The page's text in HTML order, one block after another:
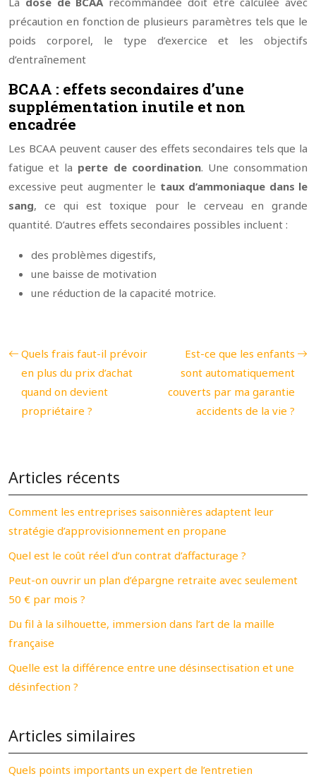
précaution en fonction de plusieurs paramètres tels que le
poids corporel, le type d’exercice et les objectifs
d’entraînement
BCAA : effets secondaires d’une
supplémentation inutile et non
encadrée
Les BCAA peuvent causer des effets secondaires tels que la
fatigue et la perte de coordination. Une consommation
excessive peut augmenter le taux d’ammoniaque dans le
sang, ce qui est toxique pour le cerveau en grande
quantité. D’autres effets secondaires possibles incluent :
des problèmes digestifs,
une baisse de motivation
une réduction de la capacité motrice.
Quels frais faut-il prévoir
en plus du prix d’achat
quand on devient
propriétaire ?
Est-ce que les enfants
sont automatiquement
couverts par ma garantie
accidents de la vie ?
Articles récents
Comment les entreprises saisonnières adaptent leur
stratégie d’approvisionnement en propane
Quel est le coût réel d’un contrat d’affacturage ?
Peut-on ouvrir un plan d’épargne retraite avec seulement
50 € par mois ?
Du fil à la silhouette, immersion dans l’art de la maille
française
Quelle est la différence entre une désinsectisation et une
désinfection ?
Articles similaires
Quels points importants un expert de l’entretien